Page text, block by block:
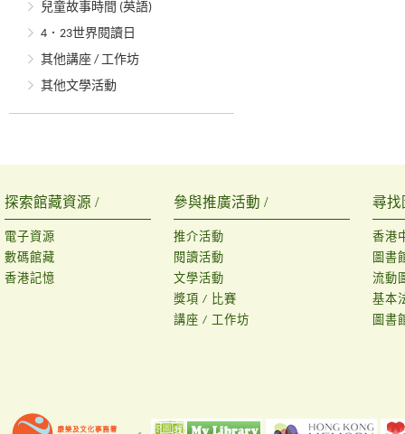
兒童故事時間 (英語)
4．23世界閱讀日
其他講座 / 工作坊
其他文學活動
探索館藏資源 /
電子資源
數碼館藏
香港記憶
參與推廣活動 /
推介活動
閱讀活動
文學活動
獎項 / 比賽
講座 / 工作坊
尋找
香港
圖書
流動
基本
圖書